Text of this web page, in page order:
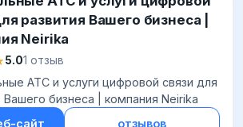
развития Вашего бизнеса |
Neirika
5.01 отзыв
АТС и услуги цифровой связи для
Вашего бизнеса | компания Neirika
сайт
отзывов